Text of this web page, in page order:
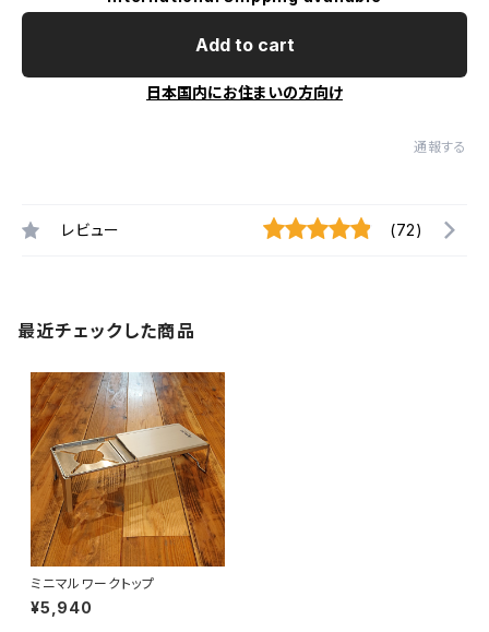
Add to cart
日本国内にお住まいの方向け
通報する
レビュー (72)
最近チェックした商品
ミニマルワークトップ
¥5,940